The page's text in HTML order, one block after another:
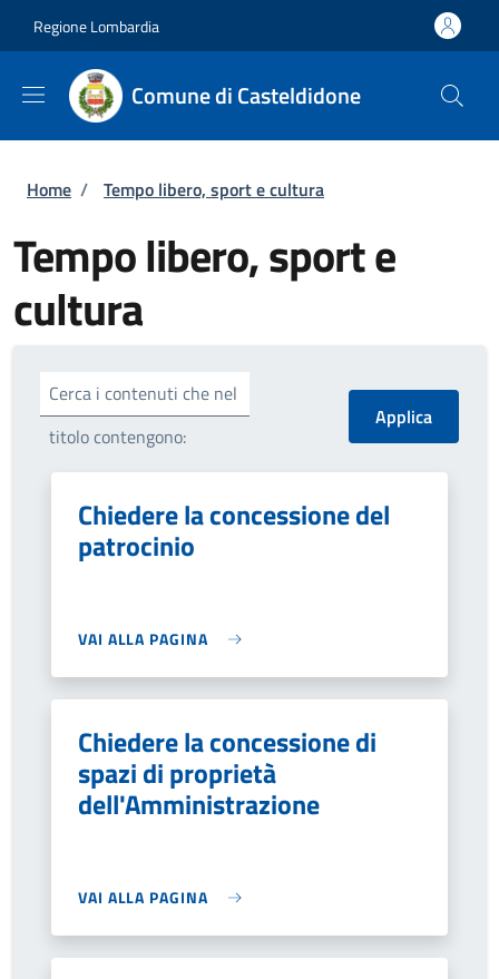
Regione Lombardia
Comune di Casteldidone
Briciole di pane
Home / Tempo libero, sport e cultura
Tempo libero, sport e
cultura
Cerca i contenuti che nel
titolo contengono:
Chiedere la concessione del
patrocinio
VAI ALLA PAGINA
Chiedere la concessione di
spazi di proprietà
dell'Amministrazione
VAI ALLA PAGINA